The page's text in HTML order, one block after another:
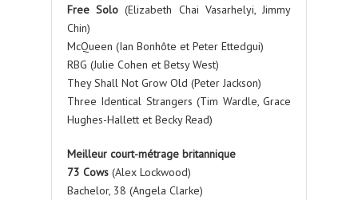
Free Solo (Elizabeth Chai Vasarhelyi, Jimmy
Chin)
McQueen (Ian Bonhôte et Peter Ettedgui)
RBG (Julie Cohen et Betsy West)
They Shall Not Grow Old (Peter Jackson)
Three Identical Strangers (Tim Wardle, Grace
Hughes-Hallett et Becky Read)
Meilleur court-métrage britannique
73 Cows (Alex Lockwood)
Bachelor, 38 (Angela Clarke)